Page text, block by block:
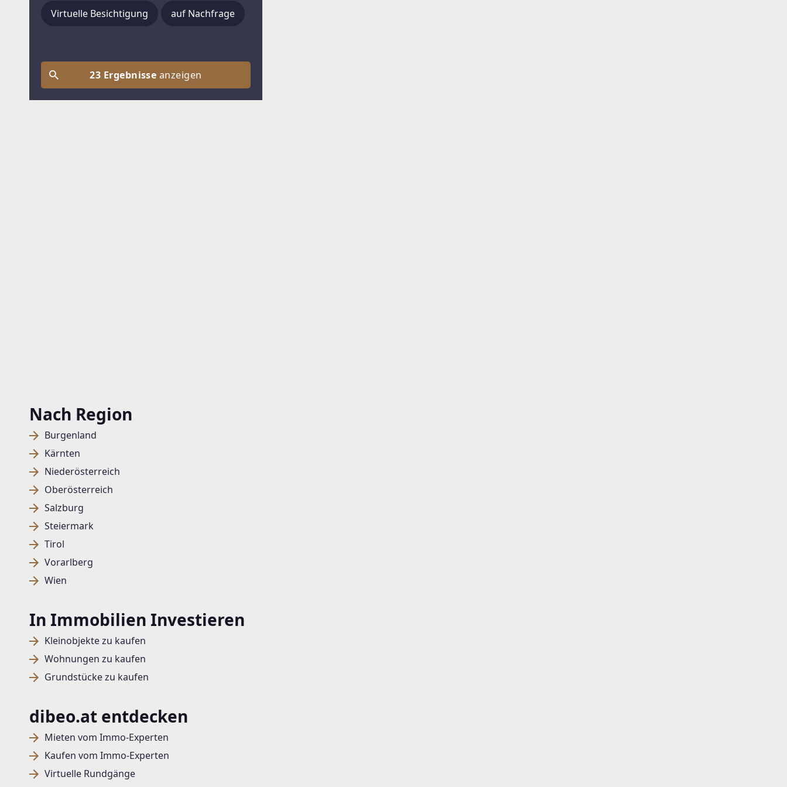
Virtuelle Besichtigung auf Nachfrage
23 Ergebnisse anzeigen
Nach Region
Burgenland
Kärnten
Niederösterreich
Oberösterreich
Salzburg
Steiermark
Tirol
Vorarlberg
Wien
In Immobilien Investieren
Kleinobjekte zu kaufen
Wohnungen zu kaufen
Grundstücke zu kaufen
dibeo.at entdecken
Mieten vom Immo-Experten
Kaufen vom Immo-Experten
Virtuelle Rundgänge